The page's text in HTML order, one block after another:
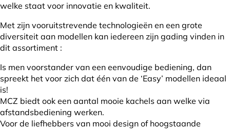
welke staat voor innovatie en kwaliteit.
Met zijn vooruitstrevende technologieën en een grote
diversiteit aan modellen kan iedereen zijn gading vinden in
dit assortiment :
Is men voorstander van een eenvoudige bediening, dan
spreekt het voor zich dat één van de ‘Easy’ modellen ideaal
is!
MCZ biedt ook een aantal mooie kachels aan welke via
afstandsbediening werken.
Voor de liefhebbers van mooi design of hoogstaande